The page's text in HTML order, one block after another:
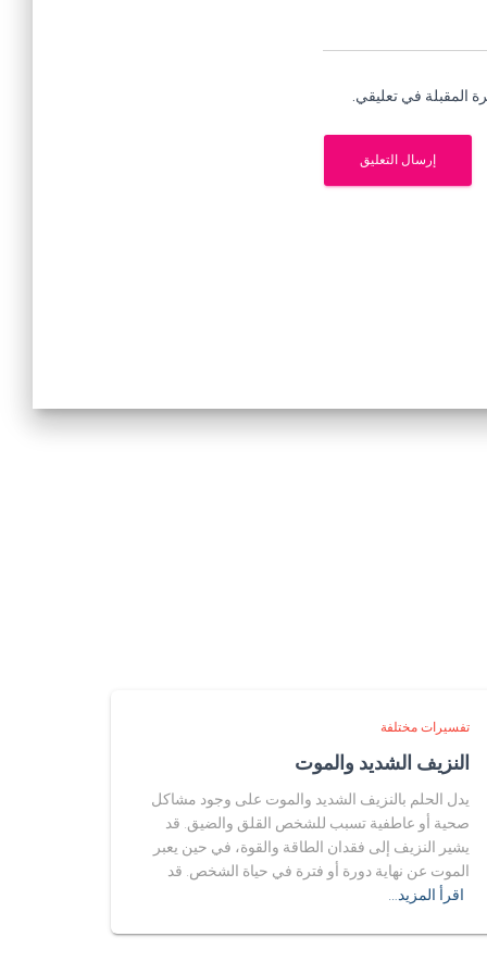
المقبلة في تعليقي.
تفسيرات مختلفة
النزيف الشديد والموت
يدل الحلم بالنزيف الشديد والموت على وجود مشاكل
صحية أو عاطفية تسبب للشخص القلق والضيق. قد
يشير النزيف إلى فقدان الطاقة والقوة، في حين يعبر
الموت عن نهاية دورة أو فترة في حياة الشخص. قد
اقرأ المزيد…